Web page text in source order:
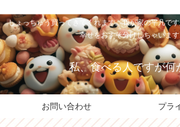
しょっちゅう買ってきてくれます。我が家の平凡で
幸せをおすそ分けしちゃいま
私、食べる人ですが何
お問い合わせ プラ